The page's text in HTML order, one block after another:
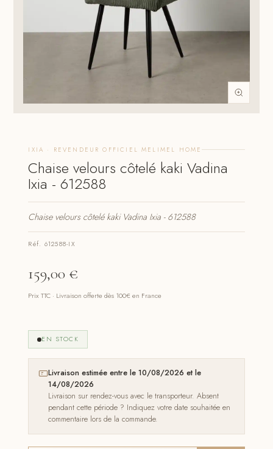
IXIA · REVENDEUR OFFICIEL MELIMEL HOME
Chaise velours côtelé kaki Vadina
Ixia - 612588
Chaise velours côtelé kaki Vadina Ixia - 612588
Réf. 612588-IX
159,00 €
Prix TTC · Livraison offerte dès 100€ en France
EN STOCK
Livraison estimée entre le 10/08/2026 et le
14/08/2026
Livraison sur rendez-vous avec le transporteur. Absent
pendant cette période ? Indiquez votre date souhaitée en
commentaire lors de la commande.